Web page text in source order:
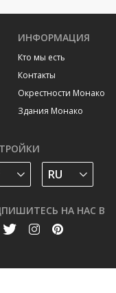
ИНФОРМАЦИЯ
Кто мы есть
Контакты
Окрестности Монако
Здания Монако
НА НАС В